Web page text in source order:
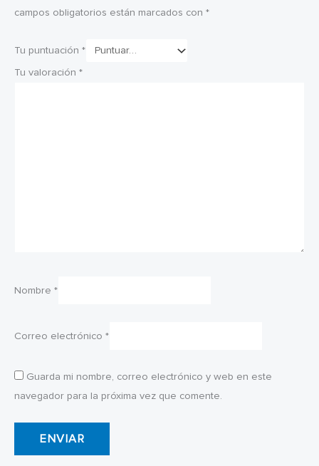
campos obligatorios están marcados con *
Tu puntuación *
Tu valoración *
Nombre *
Correo electrónico *
Guarda mi nombre, correo electrónico y web en este
navegador para la próxima vez que comente.